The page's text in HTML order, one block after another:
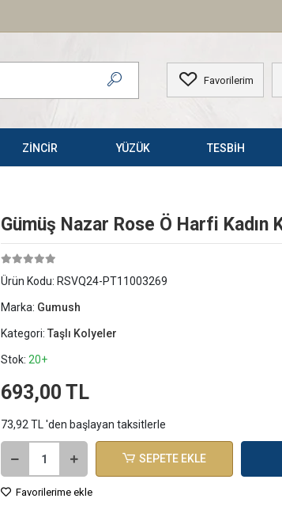
Favorilerim
ZİNCİR YÜZÜK TESBİH
Gümüş Nazar Rose Ö Harfi Kadın
Ürün Kodu: RSVQ24-PT11003269
Marka: Gumush
Kategori: Taşlı Kolyeler
Stok: 20+
693,00 TL
73,92 TL 'den başlayan taksitlerle
SEPETE EKLE
Favorilerime ekle